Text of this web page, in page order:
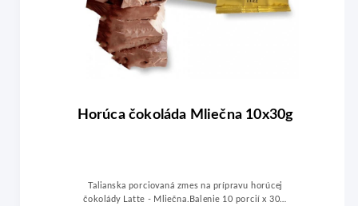
Horúca čokoláda Mliečna 10x30g
Talianska porciovaná zmes na prípravu horúcej
čokolády Latte - Mliečna.Balenie 10 porcií x 30g.